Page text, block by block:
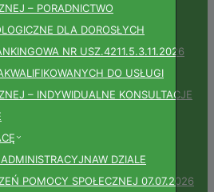
– PORADNICTWO
DLA DOROSŁYCH
NR USZ.4211.5.3.11.2026
DO USŁUGI
– INDYWIDUALNE KONSULTACJE
DZIALE
POMOCY SPOŁECZNEJ 07.07.2026